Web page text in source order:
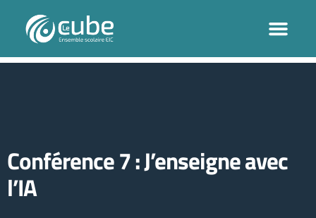
Conférence 7 : J’enseigne avec
l’IA